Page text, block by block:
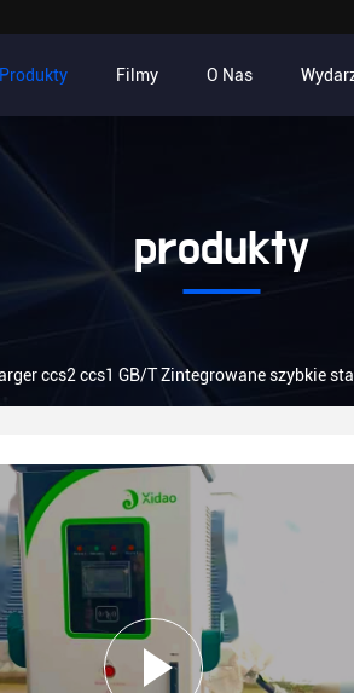
Produkty Filmy O Nas
produkty
ccs2 ccs1 GB/T Zintegrowane szybkie